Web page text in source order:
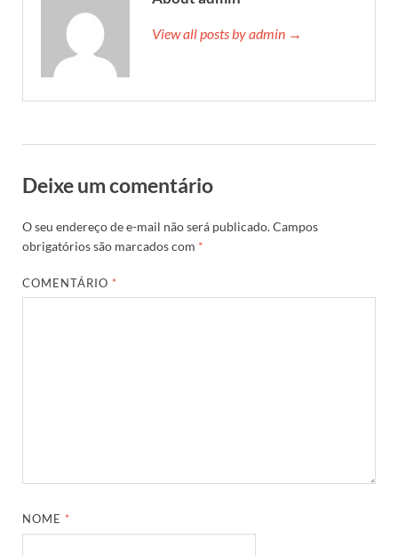
View all posts by admin →
Deixe um comentário
O seu endereço de e-mail não será publicado.Campos
obrigatórios são marcados com *
COMENTÁRIO *
NOME *